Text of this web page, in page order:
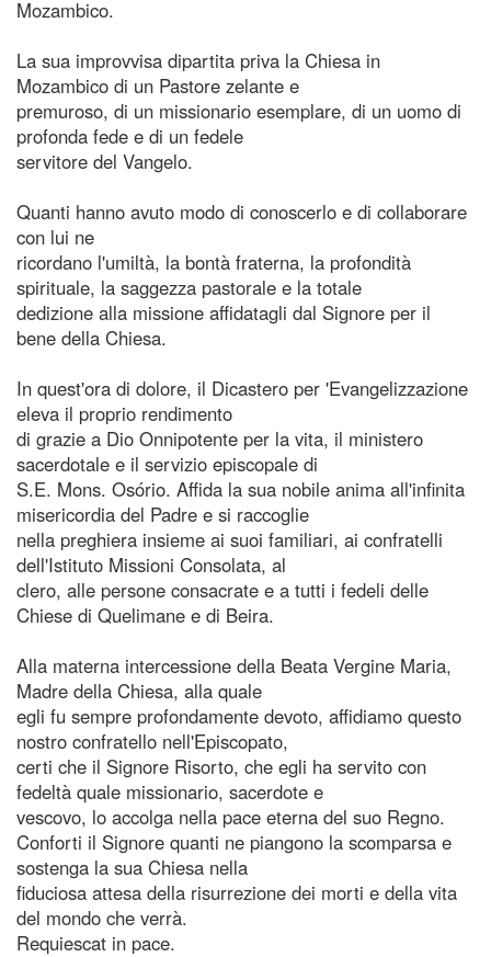
Mozambico.
La sua improvvisa dipartita priva la Chiesa in
Mozambico di un Pastore zelante e
premuroso, di un missionario esemplare, di un uomo di
profonda fede e di un fedele
servitore del Vangelo.
Quanti hanno avuto modo di conoscerlo e di collaborare
con lui ne
ricordano l'umiltà, la bontà fraterna, la profondità
spirituale, la saggezza pastorale e la totale
dedizione alla missione affidatagli dal Signore per il
bene della Chiesa.
In quest'ora di dolore, il Dicastero per 'Evangelizzazione
eleva il proprio rendimento
di grazie a Dio Onnipotente per la vita, il ministero
sacerdotale e il servizio episcopale di
S.E. Mons. Osório. Affida la sua nobile anima all'infinita
misericordia del Padre e si raccoglie
nella preghiera insieme ai suoi familiari, ai confratelli
dell'Istituto Missioni Consolata, al
clero, alle persone consacrate e a tutti i fedeli delle
Chiese di Quelimane e di Beira.
Alla materna intercessione della Beata Vergine Maria,
Madre della Chiesa, alla quale
egli fu sempre profondamente devoto, affidiamo questo
nostro confratello nell'Episcopato,
certi che il Signore Risorto, che egli ha servito con
fedeltà quale missionario, sacerdote e
vescovo, lo accolga nella pace eterna del suo Regno.
Conforti il Signore quanti ne piangono la scomparsa e
sostenga la sua Chiesa nella
fiduciosa attesa della risurrezione dei morti e della vita
del mondo che verrà.
Requiescat in pace.